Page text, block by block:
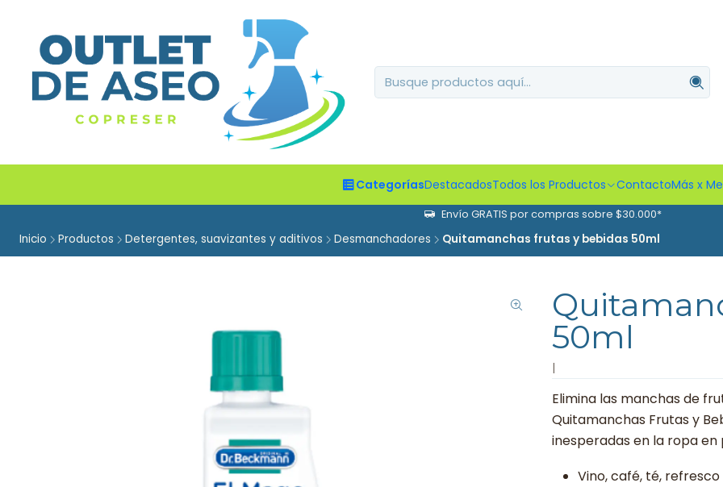
CategoríasDestacadosTodos los Productos ContactoMás x
Envío GRATIS por compras sobre $30.000*
Inicio Productos Detergentes, suavizantes y aditivos Desmanchadores Quitamanchas frutas y bebidas 50ml
50ml
Elimina las manchas de
Quitamanchas Frutas y
inesperadas en la ropa en
Vino, café, té,